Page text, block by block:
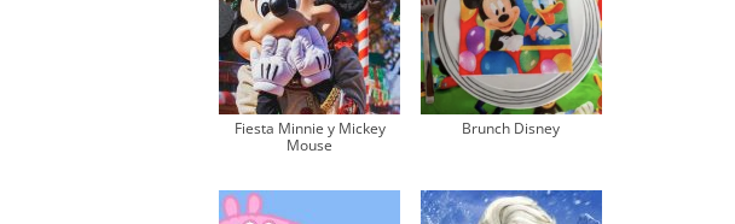
Fiesta Minnie y Mickey
Mouse
Brunch Disney